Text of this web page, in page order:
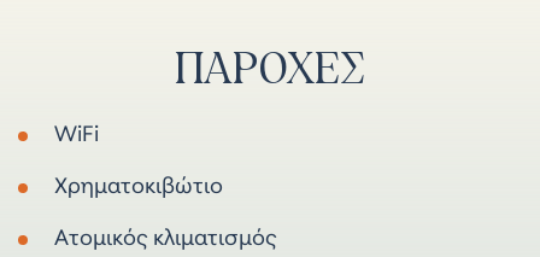
ΠΑΡΟΧΈΣ
WiFi
Χρηματοκιβώτιο
Ατομικός κλιματισμός